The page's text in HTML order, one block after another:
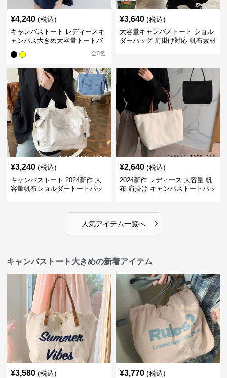
¥4,240 (税込)
キャンバストート レディースキ
ャンバス大きめ大容量トートバ
全3色
¥3,640 (税込)
大容量キャンバストート ショル
ダーバッグ 肩掛け対応 帆布素材
¥3,240 (税込)
キャンバストート 2024新作 大
容量帆布ショルダートートバッ
¥2,640 (税込)
2024新作 レディース 大容量 帆
布 肩掛け キャンバストートバッ
人気アイテム一覧へ ›
キャンバストート大きめの新着アイテム
¥3,580 (税込) ¥3,770 (税込)